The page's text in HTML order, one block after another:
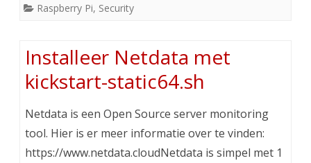
Raspberry Pi, Security
Installeer Netdata met
kickstart-static64.sh
Netdata is een Open Source server monitoring
tool. Hier is er meer informatie over te vinden:
https://www.netdata.cloudNetdata is simpel met 1